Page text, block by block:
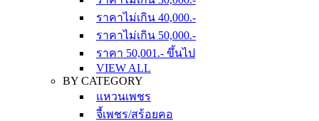
ราคาไม่เกิน 40,000.-
ราคาไม่เกิน 50,000.-
ราคา 50,001.- ขึ้นไป
VIEW ALL
BY CATEGORY
แหวนเพชร
จี้เพชร/สร้อยคอ